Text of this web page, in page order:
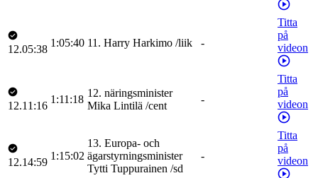
12.05:38
1:05:40 11 . Harry Harkimo /liik -
Titta
på
videon
12.11:16
1:11:18
12. näringsminister
Mika Lintilä /cent
-
Titta
på
videon
12.14:59
1:15:02
13. Europa- och
ägarstyrningsminister
Tytti Tuppurainen /sd
-
Titta
på
videon